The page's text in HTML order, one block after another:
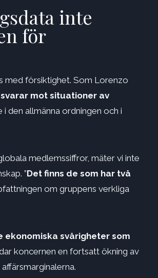
inte
för
med försiktighet. Som Lorenzo
mot situationer av
den allmänna ordningen och i
medlemssiffror, mäter vi inte
”Det finns de som har två
om gruppens verkliga
ekonomiska svårigheter som
koncernen en fortsatt ökning av